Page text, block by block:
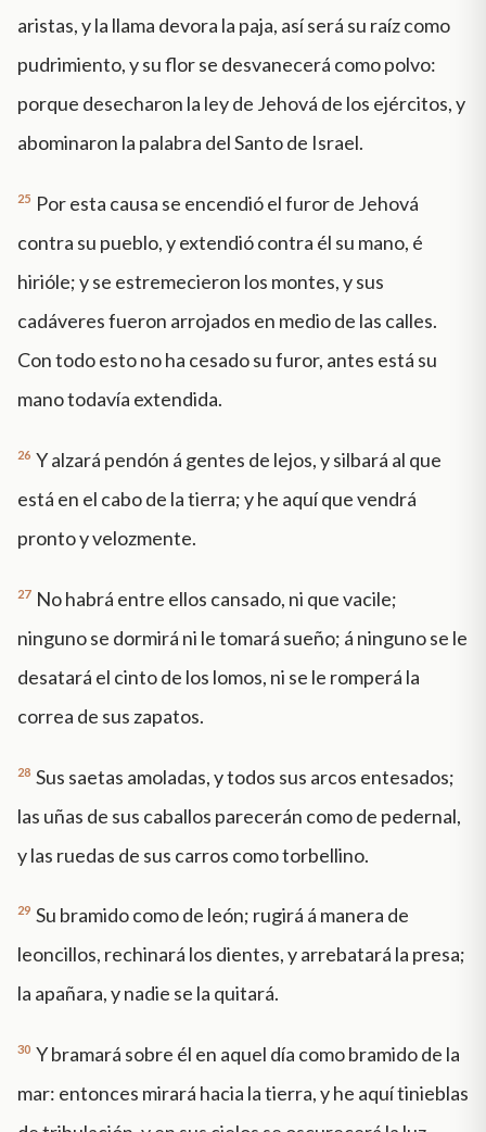
aristas, y la llama devora la paja, así será su raíz como
pudrimiento, y su flor se desvanecerá como polvo:
porque desecharon la ley de Jehová de los ejércitos, y
abominaron la palabra del Santo de Israel.
25 Por esta causa se encendió el furor de Jehová
contra su pueblo, y extendió contra él su mano, é
hirióle; y se estremecieron los montes, y sus
cadáveres fueron arrojados en medio de las calles.
Con todo esto no ha cesado su furor, antes está su
mano todavía extendida.
26 Y alzará pendón á gentes de lejos, y silbará al que
está en el cabo de la tierra; y he aquí que vendrá
pronto y velozmente.
27 No habrá entre ellos cansado, ni que vacile;
ninguno se dormirá ni le tomará sueño; á ninguno se le
desatará el cinto de los lomos, ni se le romperá la
correa de sus zapatos.
28 Sus saetas amoladas, y todos sus arcos entesados;
las uñas de sus caballos parecerán como de pedernal,
y las ruedas de sus carros como torbellino.
29 Su bramido como de león; rugirá á manera de
leoncillos, rechinará los dientes, y arrebatará la presa;
la apañara, y nadie se la quitará.
30 Y bramará sobre él en aquel día como bramido de la
mar: entonces mirará hacia la tierra, y he aquí tinieblas